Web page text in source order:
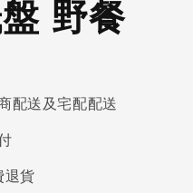
野餐
配送及宅配配送
退貨